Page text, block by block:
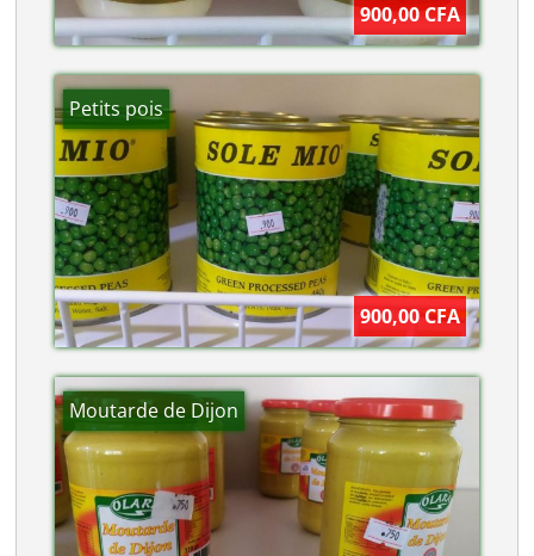
900,00 CFA
Petits pois
900,00 CFA
Moutarde de Dijon